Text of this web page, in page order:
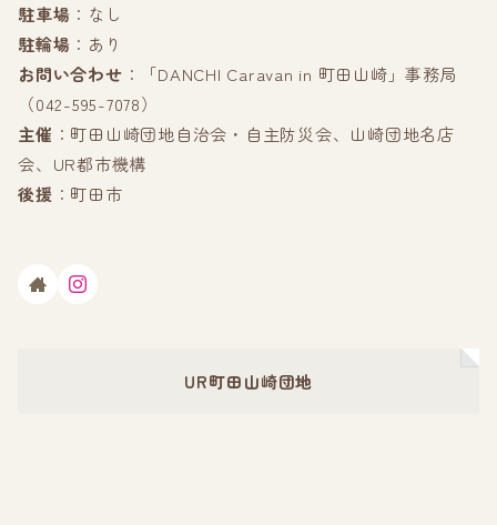
駐車場 ：なし
駐輪場 ：あり
お問い合わせ ：「DANCHI Caravan in 町田山崎」事務局
（042-595-7078）
主催 ：町田山崎団地自治会・自主防災会、山崎団地名店
会、UR都市機構
後援 ：町田市
UR町田山崎団地